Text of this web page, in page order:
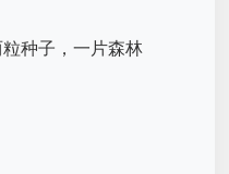
种子，一片森林